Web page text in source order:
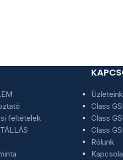
feltételek
Üzleteink
Class
Class
Class
Rólunk